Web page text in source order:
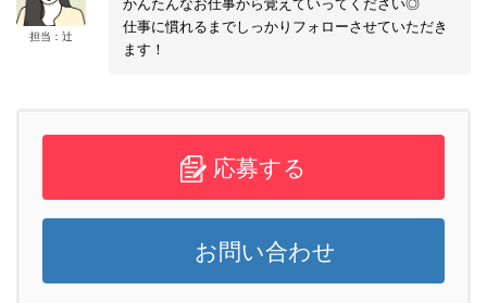
担当：辻
かんたんなお仕事から覚えていってください◎
仕事に慣れるまでしっかりフォローさせていただき
ます！
応募する
お問い合わせ